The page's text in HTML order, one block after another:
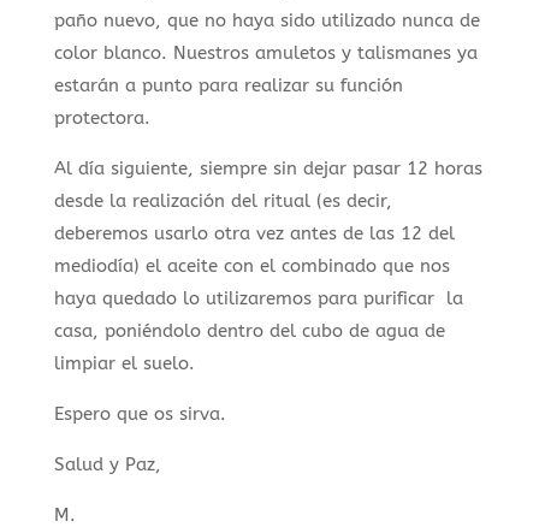
paño nuevo, que no haya sido utilizado nunca de
color blanco. Nuestros amuletos y talismanes ya
estarán a punto para realizar su función
protectora.
Al día siguiente, siempre sin dejar pasar 12 horas
desde la realización del ritual (es decir,
deberemos usarlo otra vez antes de las 12 del
mediodía) el aceite con el combinado que nos
haya quedado lo utilizaremos para purificar la
casa, poniéndolo dentro del cubo de agua de
limpiar el suelo.
Espero que os sirva.
Salud y Paz,
M.